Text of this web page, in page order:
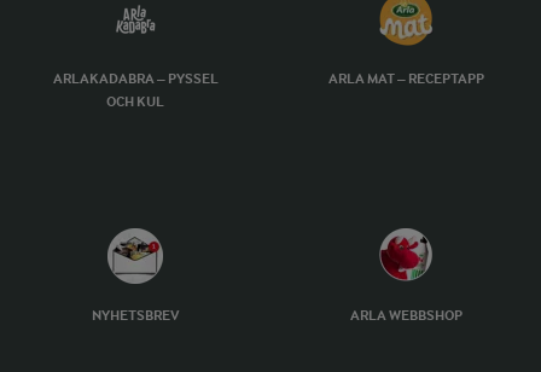
ARLAKADABRA – PYSSEL
OCH KUL
ARLA MAT – RECEPTAPP
NYHETSBREV ARLA WEBBSHOP